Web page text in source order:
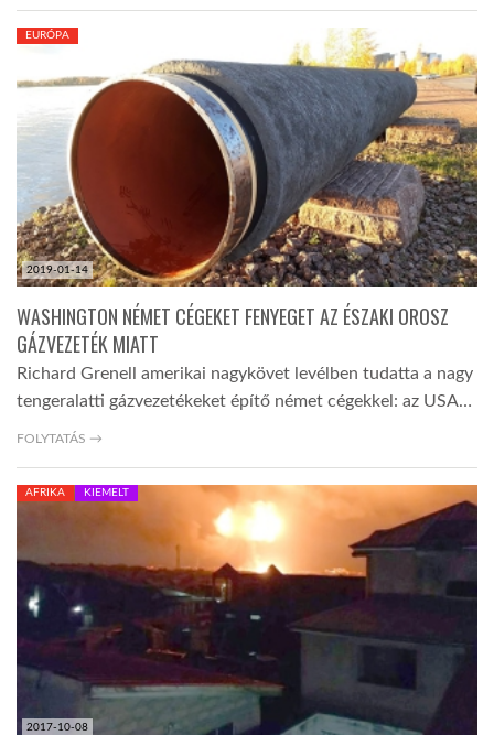
LATIMO.HU
GLOBOBOOK
2019-01-14
EURÓPA
WASHINGTON NÉMET CÉGEKET FENYEGET AZ ÉSZAKI OROSZ
GÁZVEZETÉK MIATT
Richard Grenell amerikai nagykövet levélben tudatta a nagy
tengeralatti gázvezetékeket építő német cégekkel: az USA…
FOLYTATÁS →
2017-10-08
AFRIKA KIEMELT